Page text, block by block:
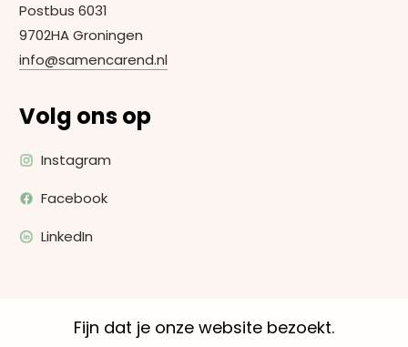
Postbus 6031
9702HA Groningen
info@samencarend.nl
Volg ons op
Instagram
Facebook
LinkedIn
Fijn dat je onze website bezoekt.